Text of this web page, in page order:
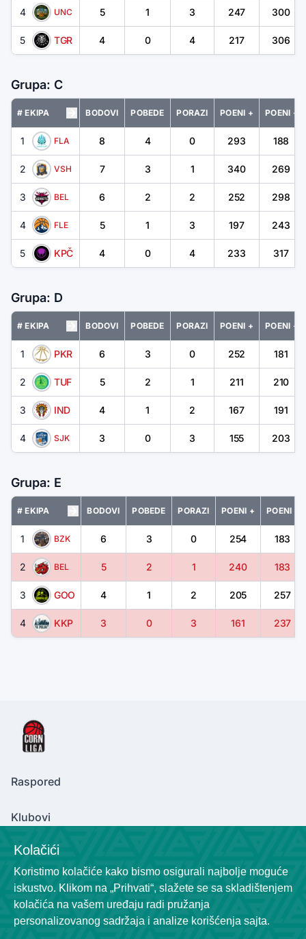
4 UNC 5 1 3 247 300
5 TGR 4 0 4 217 306
Grupa: C
# EKIPA BODOVI POBEDE PORAZI POENI + POENI -
1 FLA 8 4 0 293 188
2 VSH 7 3 1 340 269
3 BEL 6 2 2 252 298
4 FLE 5 1 3 197 243
5 KPČ 4 0 4 233 317
Grupa: D
# EKIPA BODOVI POBEDE PORAZI POENI + POENI -
1 PKR 6 3 0 252 181
2 TUF 5 2 1 211 210
3 IND 4 1 2 167 191
4 SJK 3 0 3 155 203
Grupa: E
# EKIPA BODOVI POBEDE PORAZI POENI + POENI -
1 BŽK 6 3 0 254 183
2 BEL 5 2 1 240 183
3 GOO 4 1 2 205 257
4 KKP 3 0 3 161 237
Raspored
Klubovi
Contact Us
cornliga@gmail.com
Kolačići
Koristimo kolačiće kako bismo osigurali najbolje moguće
iskustvo. Klikom na „Prihvati“, slažete se sa skladištenjem
kolačića na vašem uređaju radi pružanja
personalizovanog sadržaja i analize korišćenja sajta.